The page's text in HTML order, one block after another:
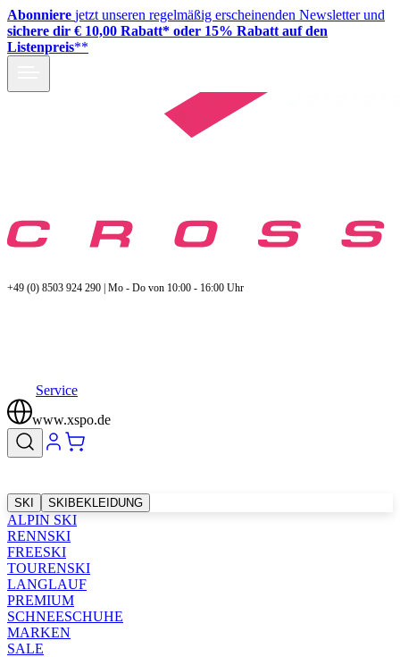
Abonniere jetzt unseren regelmäßig erscheinenden Newsletter und
sichere dir € 10,00 Rabatt* oder 15% Rabatt auf den
Listenpreis**
+49 (0) 8503 924 290 | Mo - Do von 10:00 - 16:00 Uhr
Service
www.xspo.de
SKI SKIBEKLEIDUNG
ALPIN SKI
RENNSKI
FREESKI
TOURENSKI
LANGLAUF
PREMIUM
SCHNEESCHUHE
MARKEN
SALE